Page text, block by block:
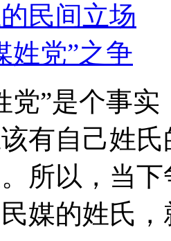
民间立场
党”之争
党”是个事
有自己姓
所以，当
媒的姓氏